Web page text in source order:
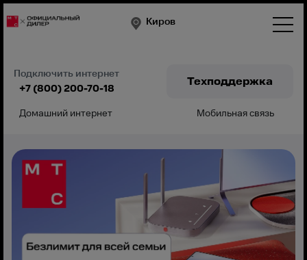
Киров
Подключить интернет
+7 (800) 200-70-18
Техподдержка
Домашний интернет Мобильная связь